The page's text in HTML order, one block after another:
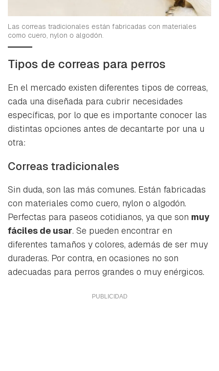
Las correas tradicionales están fabricadas con materiales
como cuero, nylon o algodón.
Tipos de correas para perros
En el mercado existen diferentes tipos de correas,
cada una diseñada para cubrir necesidades
específicas, por lo que es importante conocer las
distintas opciones antes de decantarte por una u
otra:
Correas tradicionales
Sin duda, son las más comunes. Están fabricadas
con materiales como cuero, nylon o algodón.
Perfectas para paseos cotidianos, ya que son muy
fáciles de usar. Se pueden encontrar en
diferentes tamaños y colores, además de ser muy
duraderas. Por contra, en ocasiones no son
adecuadas para perros grandes o muy enérgicos.